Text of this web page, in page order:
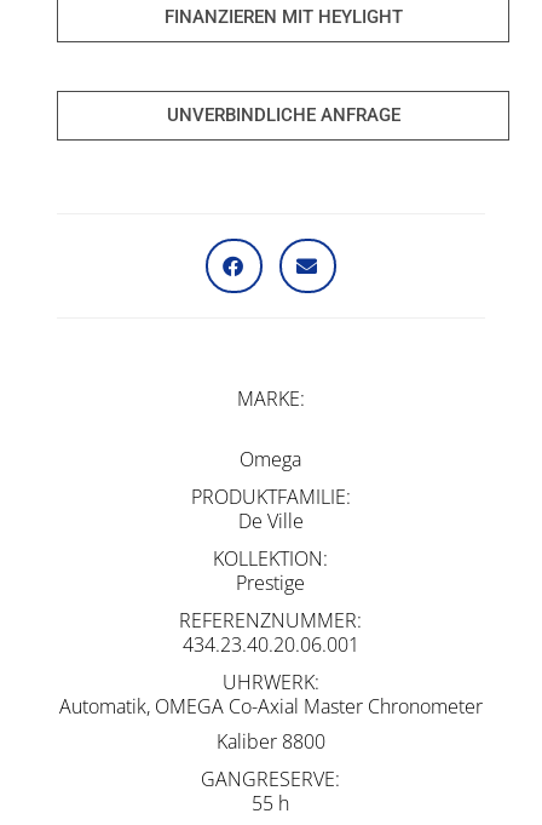
FINANZIEREN MIT HEYLIGHT
UNVERBINDLICHE ANFRAGE
MARKE
Omega
PRODUKTFAMILIE
De Ville
KOLLEKTION
Prestige
REFERENZNUMMER
434.23.40.20.06.001
UHRWERK
Automatik, OMEGA Co-Axial Master Chronometer
Kaliber 8800
GANGRESERVE
55 h